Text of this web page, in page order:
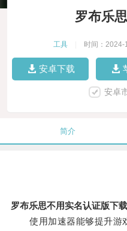
罗布乐
工具 时间：2024-
安卓下载
安卓
简介
罗布乐思不用实名认证版下载
使用加速器能够提升游